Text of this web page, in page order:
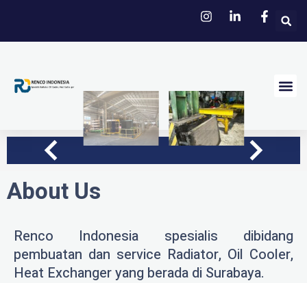
A partnership based on trust.
Berdiri Sejak pada tahun 2019, Renco
Indonesia telah berdedikasi untuk
memberikan layanan terbaik kepada
pelanggan kami. Dengan lebih dari
10.000 layanan yang telah kami
About Us
Renco Indonesia spesialis dibidang
pembuatan dan service Radiator, Oil Cooler,
Heat Exchanger yang berada di Surabaya.